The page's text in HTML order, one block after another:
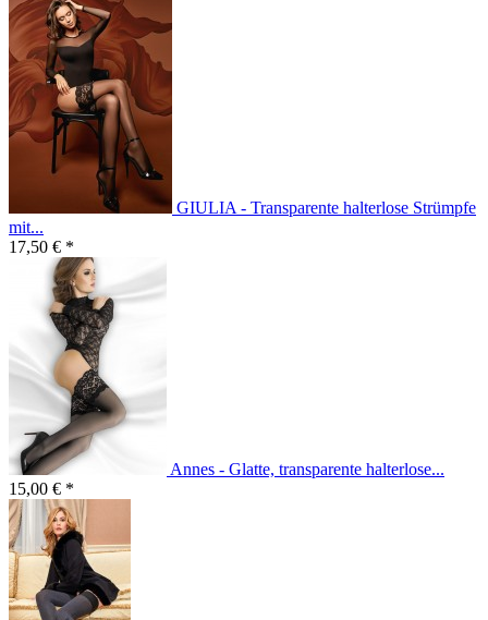
GIULIA - Transparente halterlose Strümpfe
mit...
17,50 € *
Annes - Glatte, transparente halterlose...
15,00 € *